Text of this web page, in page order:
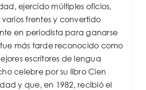
ejercido múltiples oficios,
frentes y convertido
en periodista para ganarse
más tarde reconocido como
escritores de lengua
celebre por su libro Cien
y que, en 1982, recibió el